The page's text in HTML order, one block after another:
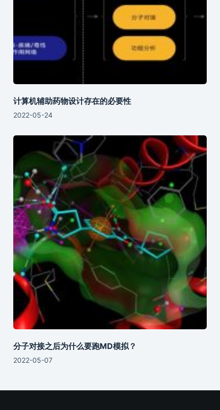
计算机辅助药物设计存在的必要性
2022-05-24
分子对接之后为什么要跑MD模拟？
2022-05-07